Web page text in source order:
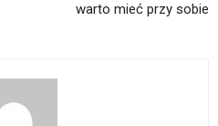
warto mieć przy sobie